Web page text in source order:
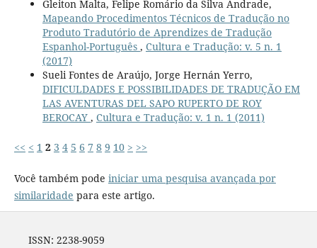
Gleiton Malta, Felipe Romário da Silva Andrade,
Mapeando Procedimentos Técnicos de Tradução no
Produto Tradutório de Aprendizes de Tradução
Espanhol-Português , Cultura e Tradução: v. 5 n. 1
(2017)
Sueli Fontes de Araújo, Jorge Hernán Yerro,
DIFICULDADES E POSSIBILIDADES DE TRADUÇÃO EM
LAS AVENTURAS DEL SAPO RUPERTO DE ROY
BEROCAY , Cultura e Tradução: v. 1 n. 1 (2011)
<< < 1 2 3 4 5 6 7 8 9 10 > >>
Você também pode iniciar uma pesquisa avançada por
similaridade para este artigo.
ISSN: 2238-9059